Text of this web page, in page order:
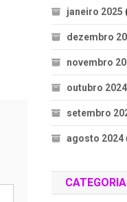
janeiro 2025
dezembro
novembro
outubro 2024
setembro
agosto 2024